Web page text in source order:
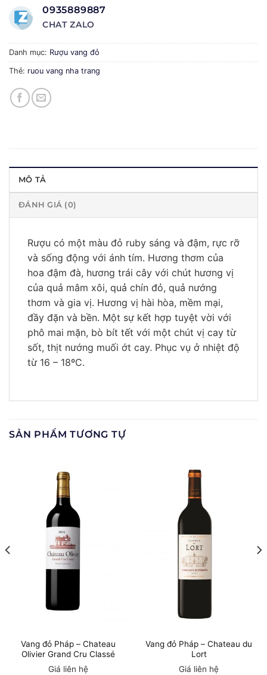
0935889887
CHAT ZALO
Danh mục: Rượu vang đỏ
Thẻ: ruou vang nha trang
MÔ TẢ
ĐÁNH GIÁ (0)
Rượu có một màu đỏ ruby sáng và đậm, rực rỡ
và sống động với ánh tím. Hương thơm của
hoa đậm đà, hương trái cây với chút hương vị
của quả mâm xôi, quả chín đỏ, quả nướng
thơm và gia vị. Hương vị hài hòa, mềm mại,
đầy đặn và bền. Một sự kết hợp tuyệt vời với
phô mai mặn, bò bít tết với một chút vị cay từ
sốt, thịt nướng muối ớt cay. Phục vụ ở nhiệt độ
từ 16 – 18ºC.
SẢN PHẨM TƯƠNG TỰ
Vang đỏ Pháp – Chateau
Olivier Grand Cru Classé
Giá liên hệ
Vang đỏ Pháp – Chateau du
Lort
Giá liên hệ